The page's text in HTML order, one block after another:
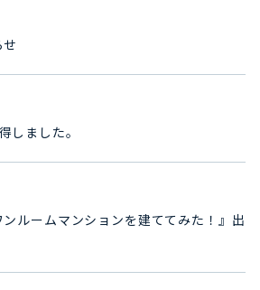
しました。
ルームマンションを建ててみた！』出